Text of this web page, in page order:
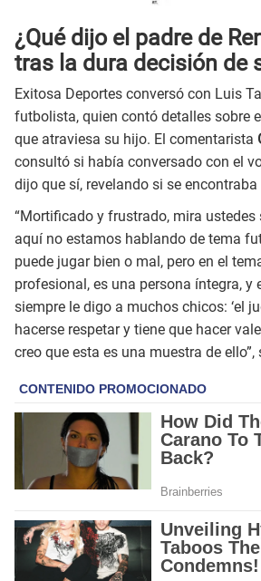
¿Qué dijo el padre de
tras la dura decisión de
Exitosa Deportes conversó con Luis
futbolista, quien contó detalles sobre
que atraviesa su hijo. El comentarista
consultó si había conversado con el
dijo que sí, revelando si se
“Mortificado y frustrado, mira ustedes
aquí no estamos hablando de tema
puede jugar bien o mal, pero en el
profesional, es una persona íntegra, y
siempre le digo a muchos chicos: ‘el
hacerse respetar y tiene que hacer
creo que esta es una muestra de ello”,